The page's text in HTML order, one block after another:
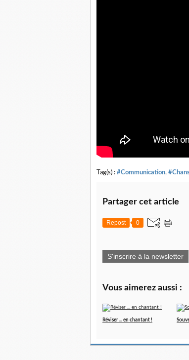
Tag(s) : #Communication,
Partager cet article
Repost 0
S'inscrire à la newsletter
Vous aimerez aussi :
Réviser ... en chantant !